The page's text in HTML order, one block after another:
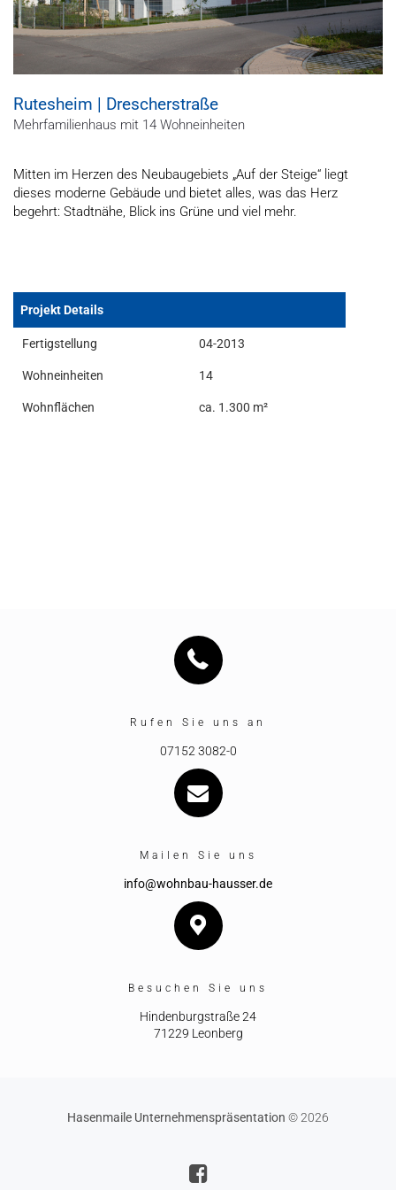
Rutesheim | Drescherstraße
Mehrfamilienhaus mit 14 Wohneinheiten
Mitten im Herzen des Neubaugebiets „Auf der Steige“ liegt
dieses moderne Gebäude und bietet alles, was das Herz
begehrt: Stadtnähe, Blick ins Grüne und viel mehr.
Projekt Details
Fertigstellung 04-2013
Wohneinheiten 14
Wohnflächen ca. 1.300 m²
Rufen Sie uns an
07152 3082-0
Mailen Sie uns
info@wohnbau-hausser.de
Besuchen Sie uns
Hindenburgstraße 24
71229 Leonberg
Hasenmaile Unternehmenspräsentation © 2026